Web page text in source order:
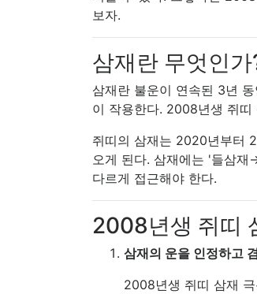
보자.
삼재란 무엇인
삼재란 불운이 연속된 3년
이 작용한다. 2008년생 쥐띠
쥐띠의 삼재는 2020년부터
오게 된다. 삼재에는 '들삼
다르게 접근해야 한다.
2008년생 쥐띠
삼재의 운을 인정하고
2008년생 쥐띠 삼재